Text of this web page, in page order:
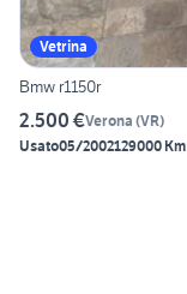
Vetrina
Bmw r1150r
2.500 €Verona (VR)
Usato05/2002129000 Km